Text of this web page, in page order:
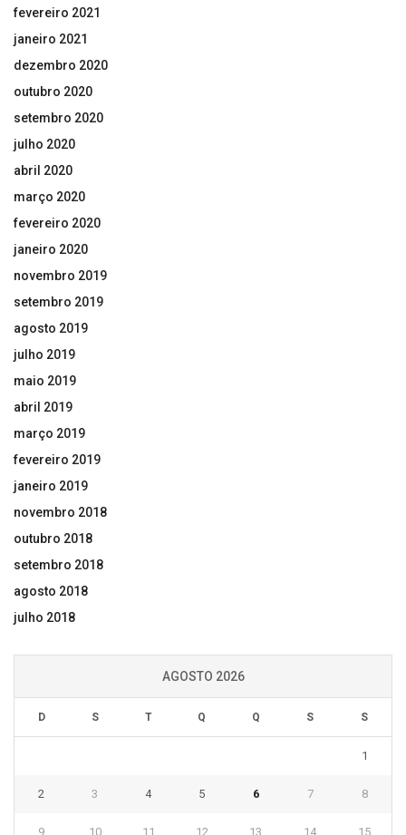
fevereiro 2021
janeiro 2021
dezembro 2020
outubro 2020
setembro 2020
julho 2020
abril 2020
março 2020
fevereiro 2020
janeiro 2020
novembro 2019
setembro 2019
agosto 2019
julho 2019
maio 2019
abril 2019
março 2019
fevereiro 2019
janeiro 2019
novembro 2018
outubro 2018
setembro 2018
agosto 2018
julho 2018
AGOSTO 2026
D S T Q Q S S
1
2 3 4 5 6 7 8
9 10 11 12 13 14 15